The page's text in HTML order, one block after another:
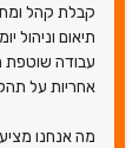
קבלת קהל
תיאום וניהול
עבודה שוטפת
אחריות על
מה אנחנו